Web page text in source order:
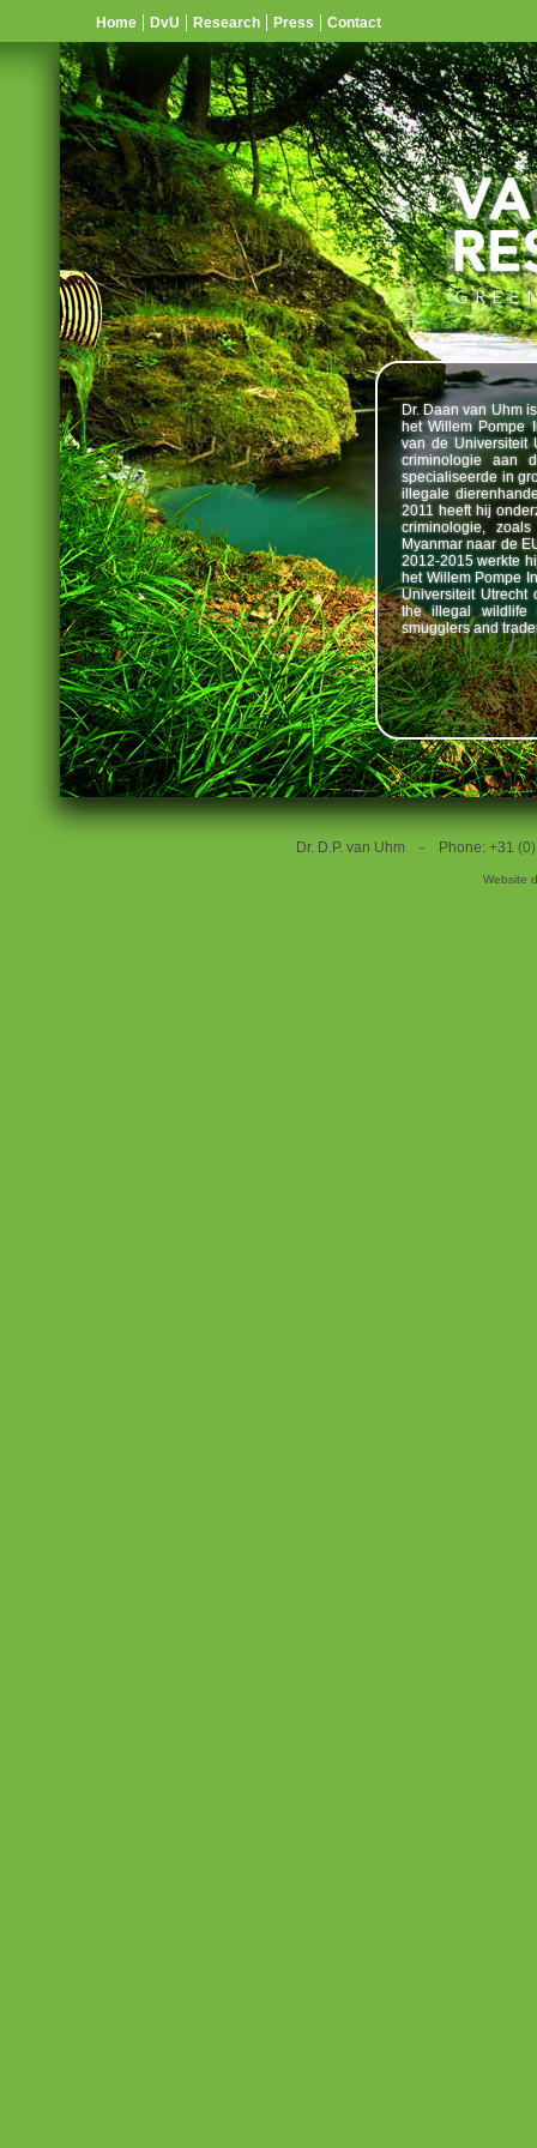
Home DvU Research Press Contact
Dr. Daan van Uhm
het Willem Pompe
van de Universiteit
criminologie aan
specialiseerde in
illegale
2011 heeft hij
criminologie,
Myanmar naar de
2012-2015 werkte
het Willem Pompe
Universiteit Utrecht
the illegal wildlife
smugglers and
Dr. D.P. van Uhm - Phone: +31
Website